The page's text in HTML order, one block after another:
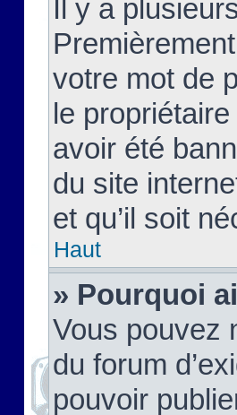
Il y a
votre mot de
le
avoir été
du site
et qu’il soit
Haut
» Pourquoi
Vous pouvez
du forum
pouvoir